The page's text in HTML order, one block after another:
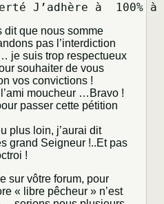
J’adhère à
dit que nous somme
pas l’interdiction
je suis trop respectueux
souhaiter de vous
vos convictions !
moucheur …Bravo !
passer cette pétition
plus loin, j’aurai dit
grand Seigneur !..Et pas
!
sur vôtre forum, pour
« libre pêcheur » n’est